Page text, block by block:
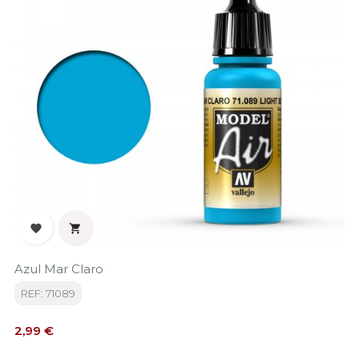
 
Azul Mar Claro
REF: 71089
Precio
2,99 €